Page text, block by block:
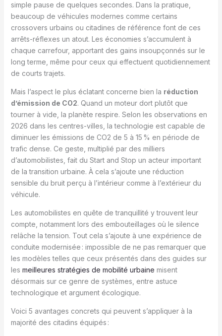
simple pause de quelques secondes. Dans la pratique,
beaucoup de véhicules modernes comme certains
crossovers urbains ou citadines de référence font de ces
arrêts-réflexes un atout. Les économies s’accumulent à
chaque carrefour, apportant des gains insoupçonnés sur le
long terme, même pour ceux qui effectuent quotidiennement
de courts trajets.
Mais l’aspect le plus éclatant concerne bien la réduction
d’émission de CO2. Quand un moteur dort plutôt que
tourner à vide, la planète respire. Selon les observations en
2026 dans les centres-villes, la technologie est capable de
diminuer les émissions de CO2 de 5 à 15 % en période de
trafic dense. Ce geste, multiplié par des milliers
d’automobilistes, fait du Start and Stop un acteur important
de la transition urbaine. À cela s’ajoute une réduction
sensible du bruit perçu à l’intérieur comme à l’extérieur du
véhicule.
Les automobilistes en quête de tranquillité y trouvent leur
compte, notamment lors des embouteillages où le silence
relâche la tension. Tout cela s’ajoute à une expérience de
conduite modernisée : impossible de ne pas remarquer que
les modèles telles que ceux présentés dans des guides sur
les meilleures stratégies de mobilité urbaine misent
désormais sur ce genre de systèmes, entre astuce
technologique et argument écologique.
Voici 5 avantages concrets qui peuvent s’appliquer à la
majorité des citadins équipés :